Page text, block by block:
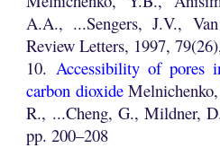
A.A., ...Sengers, J.V.,
Review Letters, 1997,
10. Accessibility of pores
carbon dioxide
R., ...Cheng, G., Mildner,
pp. 200–208